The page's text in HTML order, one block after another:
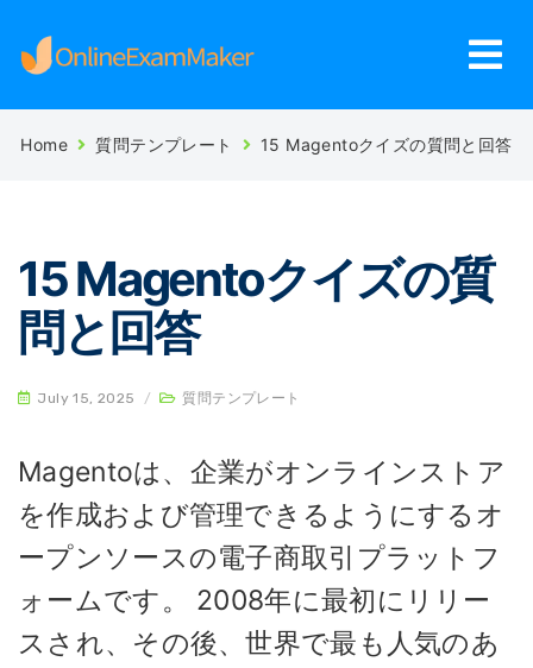
Home 質問テンプレート 15 Magentoクイズの質問と回答
15 Magentoクイズの質
問と回答
July 15, 2025 / 質問テンプレート
Magentoは、企業がオンラインストア
を作成および管理できるようにするオ
ープンソースの電子商取引プラットフ
ォームです。 2008年に最初にリリー
スされ、その後、世界で最も人気のあ